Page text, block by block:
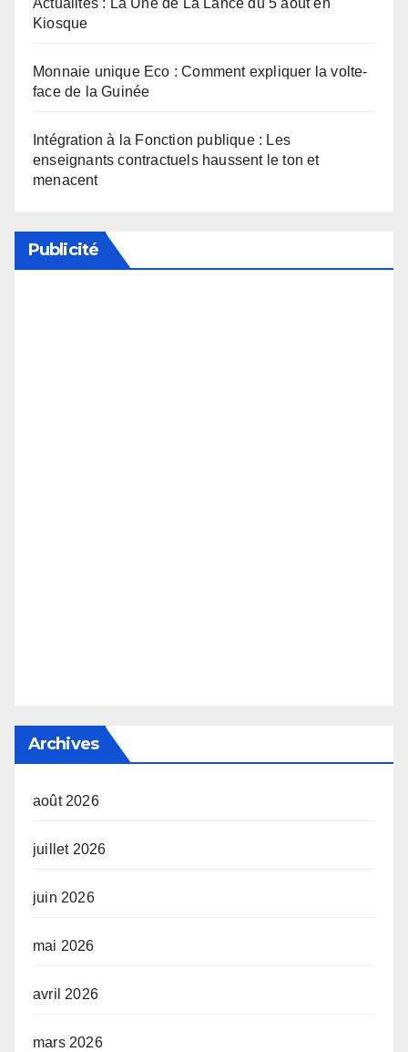
Actualités : La Une de La Lance du 5 août en
Kiosque
Monnaie unique Eco : Comment expliquer la volte-
face de la Guinée
Intégration à la Fonction publique : Les
enseignants contractuels haussent le ton et
menacent
Publicité
Archives
août 2026
juillet 2026
juin 2026
mai 2026
avril 2026
mars 2026